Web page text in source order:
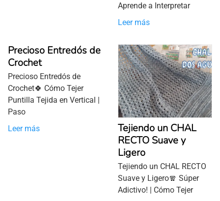
Aprende a Interpretar
Leer más
Precioso Entredós de
Crochet
Precioso Entredós de
Crochet🍀 Cómo Tejer
Puntilla Tejida en Vertical |
Paso
Leer más
Tejiendo un CHAL
RECTO Suave y
Ligero
Tejiendo un CHAL RECTO
Suave y Ligero🧣 Súper
Adictivo! | Cómo Tejer